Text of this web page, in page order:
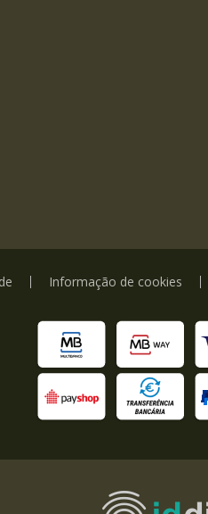
Informação de cookies